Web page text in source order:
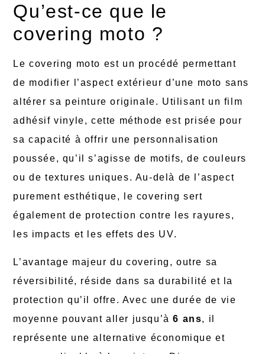
Qu’est-ce que le
covering moto ?
Le covering moto est un procédé permettant
de modifier l’aspect extérieur d’une moto sans
altérer sa peinture originale. Utilisant un film
adhésif vinyle, cette méthode est prisée pour
sa capacité à offrir une personnalisation
poussée, qu’il s’agisse de motifs, de couleurs
ou de textures uniques. Au-delà de l’aspect
purement esthétique, le covering sert
également de protection contre les rayures,
les impacts et les effets des UV.
L’avantage majeur du covering, outre sa
réversibilité, réside dans sa durabilité et la
protection qu’il offre. Avec une durée de vie
moyenne pouvant aller jusqu’à6 ans, il
représente une alternative économique et